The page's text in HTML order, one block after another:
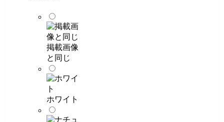
掲載画像
と同じ
ホワイト